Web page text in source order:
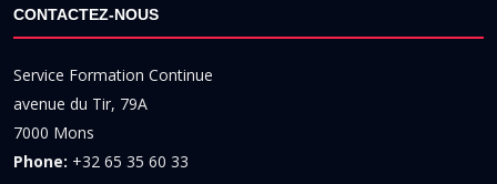
CONTACTEZ-NOUS
Service Formation Continue
avenue du Tir, 79A
7000 Mons
Phone: +32 65 35 60 33